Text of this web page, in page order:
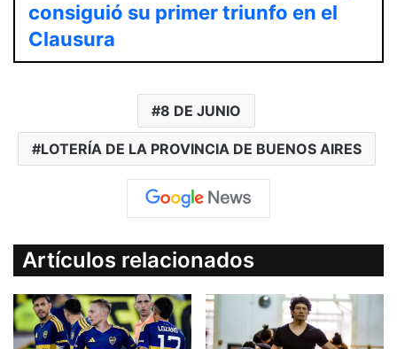
consiguió su primer triunfo en el
Clausura
8 DE JUNIO
LOTERÍA DE LA PROVINCIA DE BUENOS AIRES
Artículos relacionados